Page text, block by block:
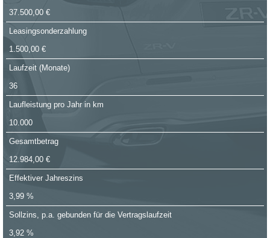
37.500,00 €
Leasingsonderzahlung
1.500,00 €
Laufzeit (Monate)
36
Laufleistung pro Jahr in km
10.000
Gesamtbetrag
12.984,00 €
Effektiver Jahreszins
3,99 %
Sollzins, p.a. gebunden für die Vertragslaufzeit
3,92 %